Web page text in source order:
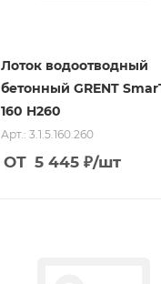
Лоток водоотводный
бетонный GRENT
160 H260
Арт.: 3.1.5.160.260
ОТ 5 445 ₽/шт